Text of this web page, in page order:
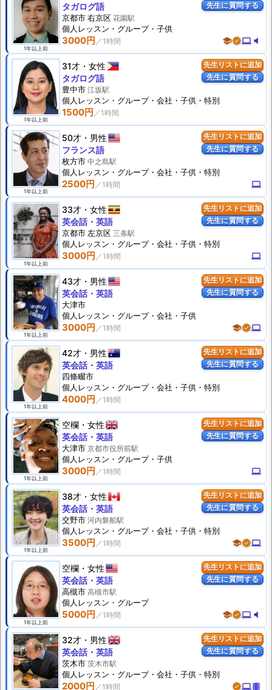
先生に質問する
1年以上前
3000円 schoolverifiedcomputer volume_mute
タガログ語
京都市 右京区 花園駅
個人 レッスン ・グループ・子供
先生リストに追加
先生に質問する
1年以上前
31才 女性
1500円
タガログ語
豊中市 江坂駅
個人 レッスン ・グループ・会社・子供・特別
先生リストに追加
先生に質問する
1年以上前
50才 男性
2500円 computer
フランス語
枚方市 中之島駅
個人 レッスン ・グループ・会社・子供・特別
先生リストに追加
先生に質問する
1年以上前
33才 女性
3000円 computer
英会話・英語
京都市 左京区 三条駅
個人 レッスン ・グループ・会社・子供・特別
先生リストに追加
先生に質問する
1年以上前
43才 男性
3000円 schoolverifiedcomputer
英会話・英語
大津市
個人 レッスン ・グループ・会社・子供
先生リストに追加
先生に質問する
1年以上前
42才 男性
4000円
英会話・英語
四條畷市
個人 レッスン ・グループ・会社・子供・特別
先生リストに追加
先生に質問する
1年以上前
空欄 女性
3000円 computer
英会話・英語
大津市 京都市役所前駅
個人 レッスン ・グループ・子供
先生リストに追加
先生に質問する
1年以上前
38才 女性
3500円 schoolverifiedcomputer
英会話・英語
交野市 河内磐船駅
個人 レッスン ・グループ・会社・子供・特別
先生リストに追加
先生に質問する
1年以上前
空欄 女性
5000円 schoolverifiedcomputer volume_mute
英会話・英語
高槻市 高槻市駅
個人 レッスン ・グループ
先生リストに追加
先生に質問する
32才 男性
2000円 verifiedcomputertheaters
英会話・英語
茨木市 茨木市駅
個人 レッスン ・グループ・会社・子供・特別